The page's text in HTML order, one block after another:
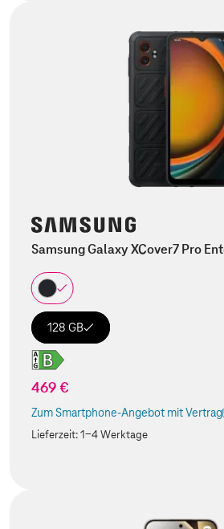
Samsung Galaxy XCover7 Pro
128 GB
469 €
Zum Smartphone-Angebot mit Vertrag
(Der Link wird in einem neuen Tab
Lieferzeit:1-4 Werktage